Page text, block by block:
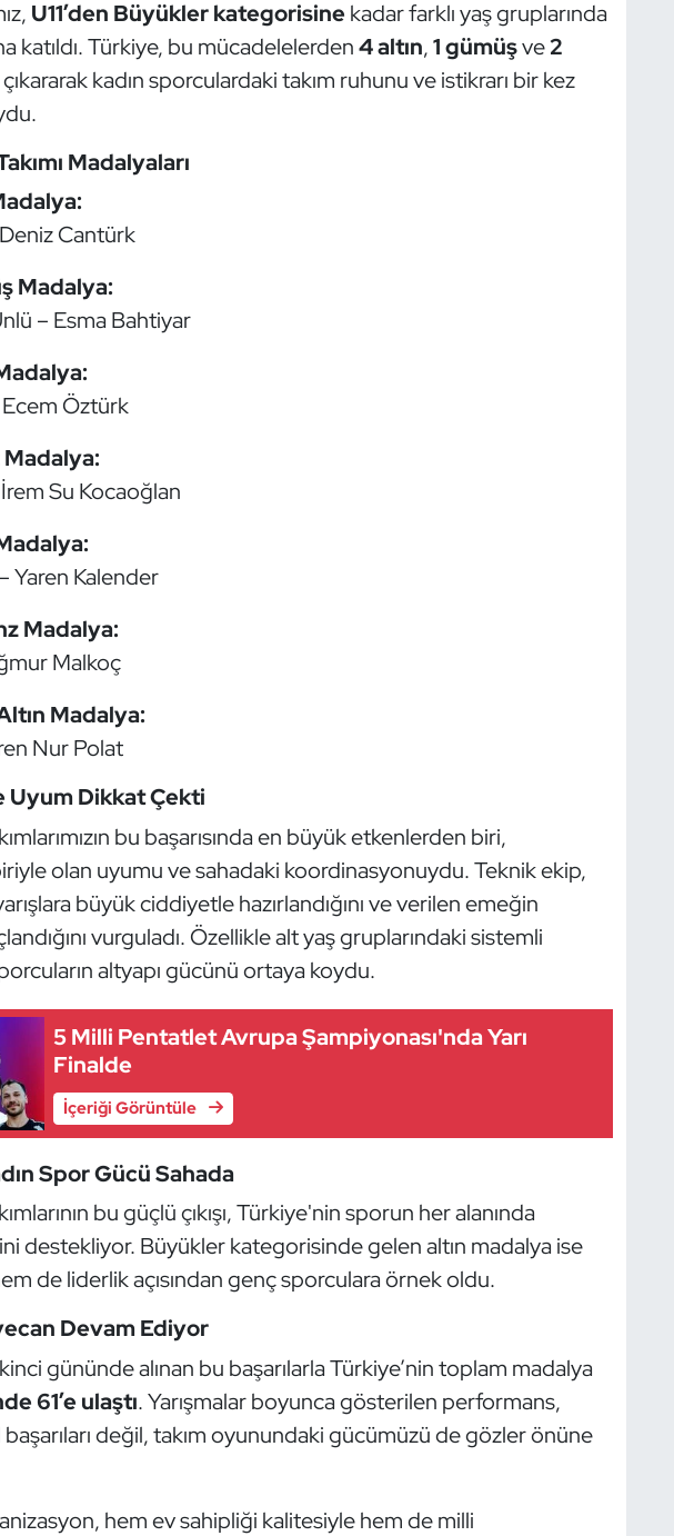
U11’den Büyükler kategorisine kadar farklı yaş gruplarında
katıldı. Türkiye, bu mücadelelerden4 altın,1 gümüşve2
kadın sporculardaki takım ruhunu ve istikrarı bir kez
Madalyaları
Cantürk
Madalya:
– Esma Bahtiyar
Öztürk
Madalya:
Su Kocaoğlan
Yaren Kalender
Madalya:
Malkoç
Madalya:
Nur Polat
Uyum Dikkat Çekti
bu başarısında en büyük etkenlerden biri,
olan uyumu ve sahadaki koordinasyonuydu. Teknik ekip,
büyük ciddiyetle hazırlandığını ve verilen emeğin
vurguladı. Özellikle alt yaş gruplarındaki sistemli
altyapı gücünü ortaya koydu.
5 Milli Pentatlet Avrupa Şampiyonası'nda Yarı
Finalde
İçeriği Görüntüle
Spor Gücü Sahada
bu güçlü çıkışı, Türkiye'nin sporun her alanında
destekliyor. Büyükler kategorisinde gelen altın madalya ise
de liderlik açısından genç sporculara örnek oldu.
Devam Ediyor
gününde alınan bu başarılarla Türkiye’nin toplam madalya
61’e ulaştı. Yarışmalar boyunca gösterilen performans,
değil, takım oyunundaki gücümüzü de gözler önüne
hem ev sahipliği kalitesiyle hem de milli